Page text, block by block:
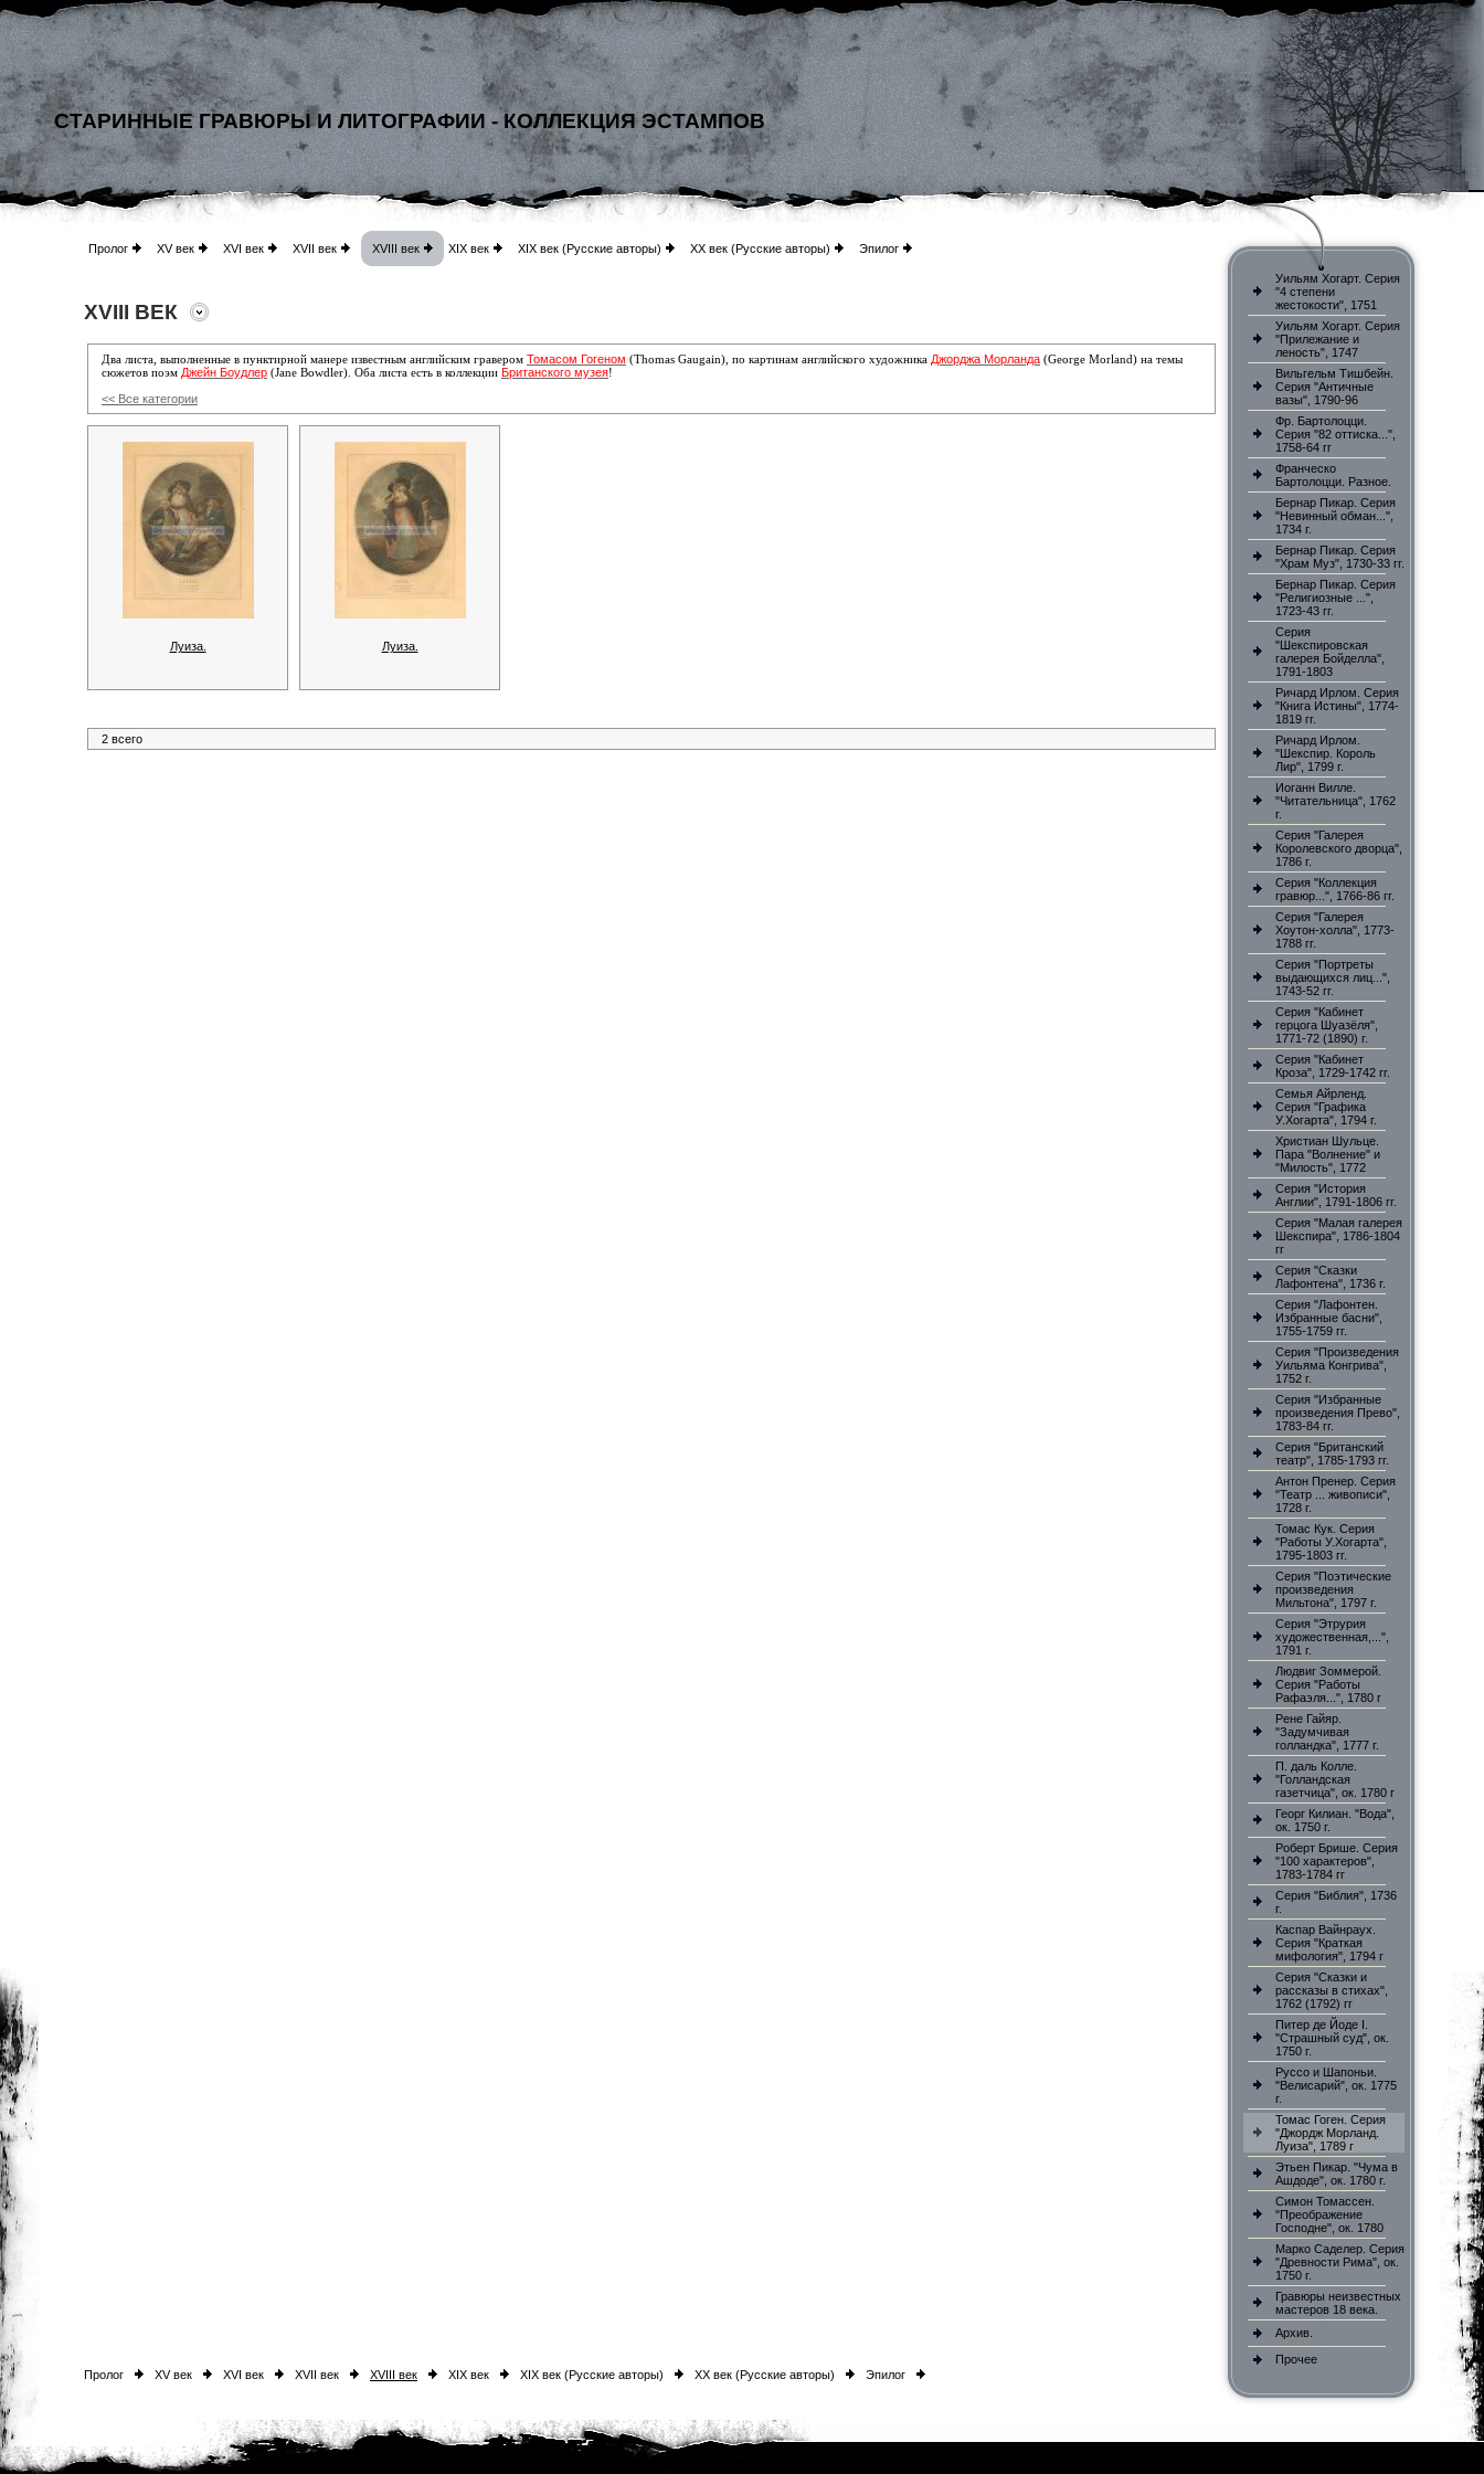
СТАРИННЫЕ ГРАВЮРЫ И ЛИТОГРАФИИ - КОЛЛЕКЦИЯ ЭСТАМПОВ
Пролог XV век XVI век XVII век XVIII век XIX век XIX век (Русские авторы) XX век (Русские авторы) Эпилог
XVIII ВЕК
Два листа , выполненные в пунктирной манере известным английским гравером Томасом Гогеном (Thomas Gaugain), по картинам английского художника Джорджа Морланда (George Morland) на темы
сюжетов поэм Джейн Боудлер (Jane Bowdler). Оба листа есть в коллекции Британского музея!
<< Все категории
Луиза. Луиза.
2 всего
Пролог XV век XVI век XVII век XVIII век XIX век XIX век (Русские авторы) XX век (Русские авторы) Эпилог
Уильям Хогарт. Серия
"4 степени
жестокости", 1751
Уильям Хогарт. Серия
"Прилежание и
леность", 1747
Вильгельм Тишбейн.
Серия "Античные
вазы", 1790-96
Фр. Бартолоцци.
Серия "82 оттиска...",
1758-64 гг
Франческо
Бартолоцци. Разное.
Бернар Пикар. Серия
"Невинный обман...",
1734 г.
Бернар Пикар. Серия
"Храм Муз", 1730-33 гг.
Бернар Пикар. Серия
"Религиозные ...",
1723-43 гг.
Серия
"Шекспировская
галерея Бойделла",
1791-1803
Ричард Ирлом. Серия
"Книга Истины", 1774-
1819 гг.
Ричард Ирлом.
"Шекспир. Король
Лир", 1799 г.
Иоганн Вилле.
"Читательница", 1762
г.
Серия "Галерея
Королевского дворца",
1786 г.
Серия "Коллекция
гравюр...", 1766-86 гг.
Серия "Галерея
Хоутон-холла", 1773-
1788 гг.
Серия "Портреты
выдающихся лиц...",
1743-52 гг.
Серия "Кабинет
герцога Шуазёля",
1771-72 (1890) г.
Серия "Кабинет
Кроза", 1729-1742 гг.
Семья Айрленд.
Серия "Графика
У.Хогарта", 1794 г.
Христиан Шульце.
Пара "Волнение" и
"Милость", 1772
Серия "История
Англии", 1791-1806 гг.
Серия "Малая галерея
Шекспира", 1786-1804
гг
Серия "Сказки
Лафонтена", 1736 г.
Серия "Лафонтен.
Избранные басни",
1755-1759 гг.
Серия "Произведения
Уильяма Конгрива",
1752 г.
Серия "Избранные
произведения Прево",
1783-84 гг.
Серия "Британский
театр", 1785-1793 гг.
Антон Пренер. Серия
"Театр ... живописи",
1728 г.
Томас Кук. Серия
"Работы У.Хогарта",
1795-1803 гг.
Серия "Поэтические
произведения
Мильтона", 1797 г.
Серия "Этрурия
художественная,...",
1791 г.
Людвиг Зоммерой.
Серия "Работы
Рафаэля...", 1780 г
Рене Гайяр.
"Задумчивая
голландка", 1777 г.
П. даль Колле.
"Голландская
газетчица", ок. 1780 г
Георг Килиан. "Вода",
ок. 1750 г.
Роберт Брише. Серия
"100 характеров",
1783-1784 гг
Серия "Библия", 1736
г.
Каспар Вайнраух.
Серия "Краткая
мифология", 1794 г
Серия "Сказки и
рассказы в стихах",
1762 (1792) гг
Питер де Йоде I.
"Страшный суд", ок.
1750 г.
Руссо и Шапоньи.
"Велисарий", ок. 1775
г.
Томас Гоген. Серия
"Джордж Морланд.
Луиза", 1789 г
Этьен Пикар. "Чума в
Ашдоде", ок. 1780 г.
Симон Томассен.
"Преображение
Господне", ок. 1780
Марко Саделер. Серия
"Древности Рима", ок.
1750 г.
Гравюры неизвестных
мастеров 18 века.
Архив.
Прочее